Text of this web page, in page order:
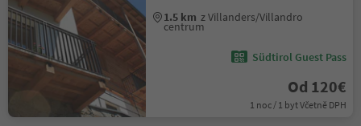
1.5 km z Villanders/Villandro
centrum
Südtirol Guest Pass
Od 120€
1 noc / 1 byt Včetně DPH